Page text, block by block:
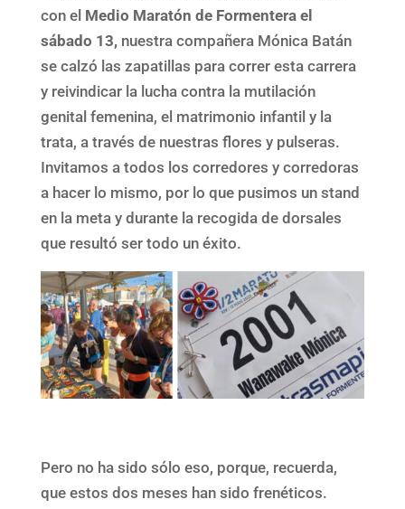
con el Medio Maratón de Formentera el
sábado 13,nuestra compañera Mónica Batán
se calzó las zapatillas para correr esta carrera
y reivindicar la lucha contra la mutilación
genital femenina, el matrimonio infantil y la
trata, a través de nuestras flores y pulseras.
Invitamos a todos los corredores y corredoras
a hacer lo mismo, por lo que pusimos un stand
en la meta y durante la recogida de dorsales
que resultó ser todo un éxito.
Pero no ha sido sólo eso, porque, recuerda,
que estos dos meses han sido frenéticos.